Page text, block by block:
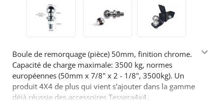
Boule de remorquage (pièce) 50mm, finition chrome.
Capacité de charge maximale: 3500 kg, normes
européennes (50mm x 7/8" x 2 - 1/8", 3500kg). Un
produit 4X4 de plus qui vient s'ajouter dans la gamme
déjà réussie des accessoires Tessera4x4.